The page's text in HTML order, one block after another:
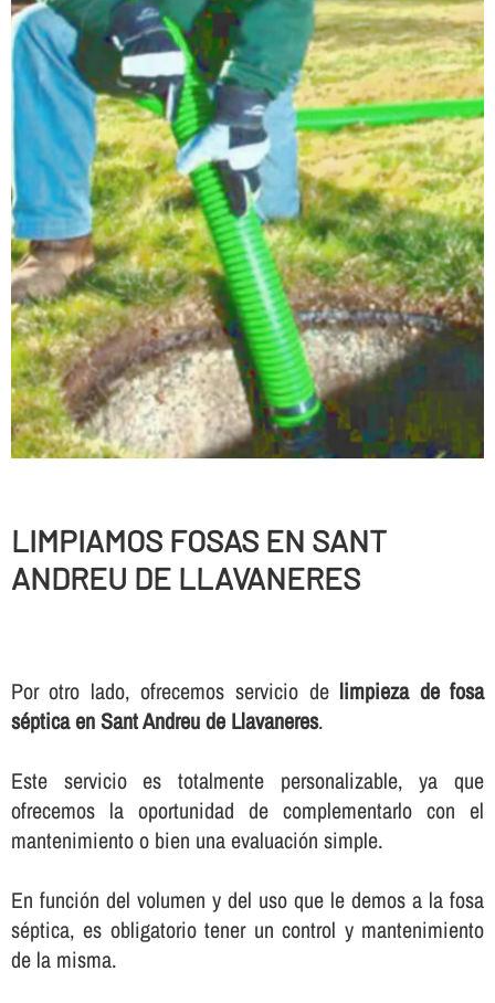
LIMPIAMOS FOSAS EN SANT
ANDREU DE LLAVANERES
Por otro lado, ofrecemos servicio de limpieza de fosa
séptica en Sant Andreu de Llavaneres.
Este servicio es totalmente personalizable, ya que
ofrecemos la oportunidad de complementarlo con el
mantenimiento o bien una evaluación simple.
En función del volumen y del uso que le demos a la fosa
séptica, es obligatorio tener un control y mantenimiento
de la misma.